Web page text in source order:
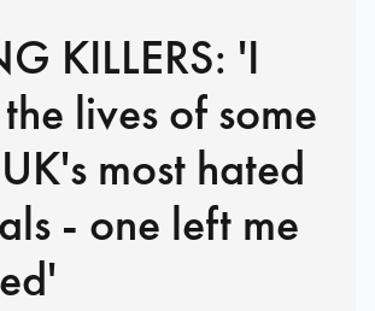
KILLERS: 'I
lives of some
most hated
- one left me